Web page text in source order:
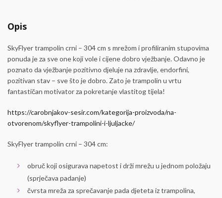
Opis
SkyFlyer trampolin crni – 304 cm s mrežom i profiliranim stupovima
ponuda je za sve one koji vole i cijene dobro vježbanje. Odavno je
poznato da vježbanje pozitivno djeluje na zdravlje, endorfini,
pozitivan stav – sve što je dobro. Zato je trampolin u vrtu
fantastičan motivator za pokretanje vlastitog tijela!
https://carobnjakov-sesir.com/kategorija-proizvoda/na-
otvorenom/skyflyer-trampolini-i-ljuljacke/
SkyFlyer trampolin crni – 304 cm:
obruč koji osigurava napetost i drži mrežu u jednom položaju
(sprječava padanje)
čvrsta mreža za sprečavanje pada djeteta iz trampolina,